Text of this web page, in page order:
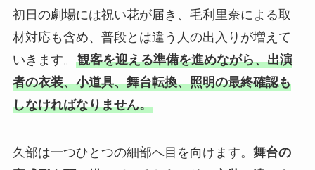
初日の劇場には祝い花が届き、毛利里奈による取
材対応も含め、普段とは違う人の出入りが増えて
いきます。 観客を迎える準備を進めながら、出演
者の衣装、小道具、舞台転換、照明の最終確認も
しなければなりません。
久部は一つひとつの細部へ目を向けます。 舞台の